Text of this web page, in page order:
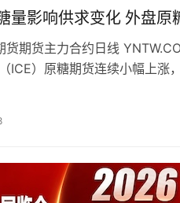
量影响供求变化 外盘原
货期货主力合约日线
ICE）原糖期货连续小幅上涨